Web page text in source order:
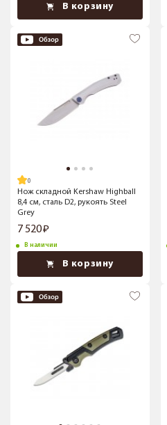
В корзину
Нож складной Kershaw Highball
8,4 см, сталь D2, рукоять Steel
Grey
7 520
В наличии
В корзину